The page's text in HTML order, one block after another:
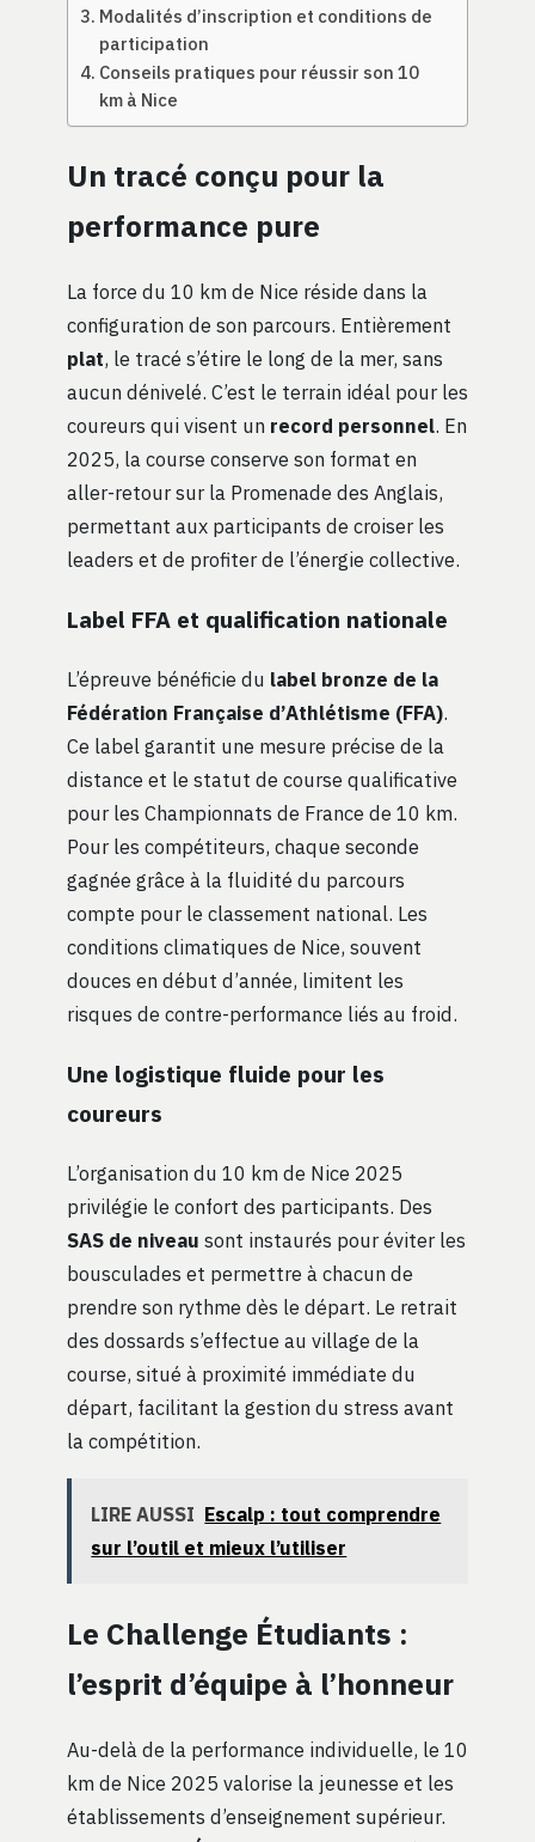
Modalités d’inscription et conditions de
participation
Conseils pratiques pour réussir son 10
km à Nice
Un tracé conçu pour la
performance pure
La force du 10 km de Nice réside dans la
configuration de son parcours. Entièrement
plat, le tracé s’étire le long de la mer, sans
aucun dénivelé. C’est le terrain idéal pour les
coureurs qui visent un record personnel. En
2025, la course conserve son format en
aller-retour sur la Promenade des Anglais,
permettant aux participants de croiser les
leaders et de profiter de l’énergie collective.
Label FFA et qualification nationale
L’épreuve bénéficie du label bronze de la
Fédération Française d’Athlétisme (FFA).
Ce label garantit une mesure précise de la
distance et le statut de course qualificative
pour les Championnats de France de 10 km.
Pour les compétiteurs, chaque seconde
gagnée grâce à la fluidité du parcours
compte pour le classement national. Les
conditions climatiques de Nice, souvent
douces en début d’année, limitent les
risques de contre-performance liés au froid.
Une logistique fluide pour les
coureurs
L’organisation du 10 km de Nice 2025
privilégie le confort des participants. Des
SAS de niveau sont instaurés pour éviter les
bousculades et permettre à chacun de
prendre son rythme dès le départ. Le retrait
des dossards s’effectue au village de la
course, situé à proximité immédiate du
départ, facilitant la gestion du stress avant
la compétition.
LIRE AUSSI Escalp : tout comprendre
sur l’outil et mieux l’utiliser
Le Challenge Étudiants :
l’esprit d’équipe à l’honneur
Au-delà de la performance individuelle, le 10
km de Nice 2025 valorise la jeunesse et les
établissements d’enseignement supérieur.